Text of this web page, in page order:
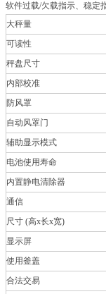
软件过载/欠载指示、稳定
大秤量
可读性
秤盘尺寸
内部校准
防风罩
自动风罩门
辅助显示模式
电池使用寿命
内置静电清除器
通信
尺寸 (高x长x宽)
显示屏
使用釜盖
合法交易